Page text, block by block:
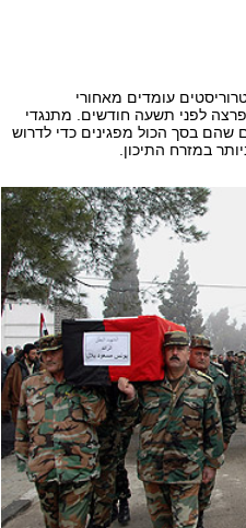
עומדים מאחורי
לפני תשעה חודשים. מתנגדי
בסך הכול מפגינים כדי לדרוש
במזרח התיכון.